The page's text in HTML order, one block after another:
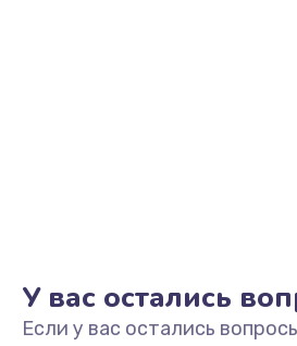
Не
1400 руб.
У вас остались
Если у вас остались